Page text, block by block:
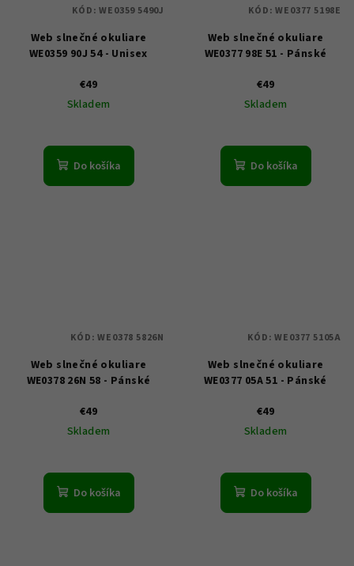
Web slnečné okuliare
WE0359 90J 54 - Unisex
€49
Skladem
Do košíka
KÓD:WE0359 5490J
Web slnečné okuliare
WE0377 98E 51 - Pánské
€49
Skladem
Do košíka
KÓD:WE0377 5198E
Web slnečné okuliare
WE0378 26N 58 - Pánské
€49
Skladem
Do košíka
KÓD:WE0378 5826N
Web slnečné okuliare
WE0377 05A 51 - Pánské
€49
Skladem
Do košíka
KÓD:WE0377 5105A